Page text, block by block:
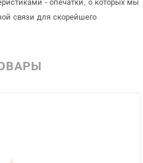
- опечатки, о которых мы
связи для скорейшего